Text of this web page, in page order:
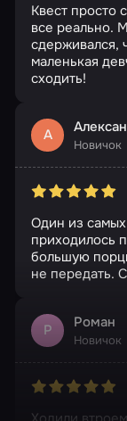
Квест просто
все реально.
сдерживался,
маленькая
сходить!
А
Новичок
Один из
приходилось
большую
не передать.
Р Роман
Новичок